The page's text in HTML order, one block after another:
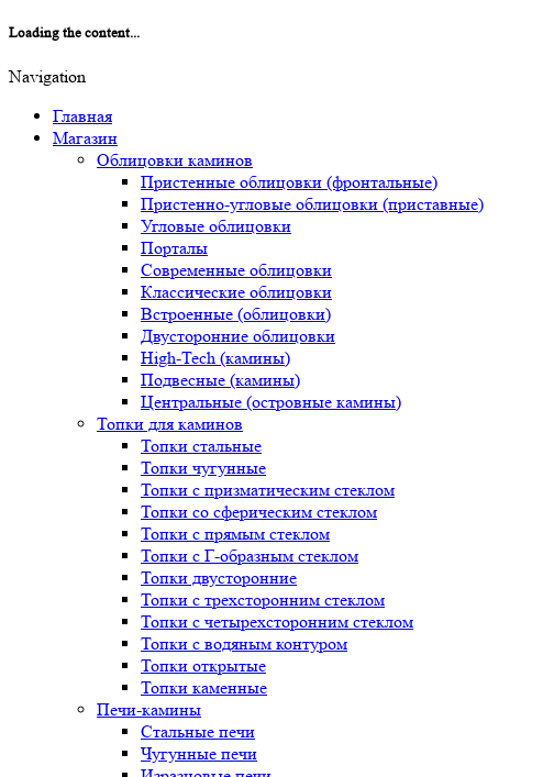
Loading the content...
Navigation
Главная
Магазин
Облицовки каминов
Пристенные облицовки (фронтальные)
Пристенно-угловые облицовки (приставные)
Угловые облицовки
Порталы
Современные облицовки
Классические облицовки
Встроенные (облицовки)
Двусторонние облицовки
High-Tech (камины)
Подвесные (камины)
Центральные (островные камины)
Топки для каминов
Топки стальные
Топки чугунные
Топки с призматическим стеклом
Топки со сферическим стеклом
Топки с прямым стеклом
Топки с Г-образным стеклом
Топки двусторонние
Топки с трехсторонним стеклом
Топки с четырехсторонним стеклом
Топки с водяным контуром
Топки открытые
Топки каменные
Печи-камины
Стальные печи
Чугунные печи